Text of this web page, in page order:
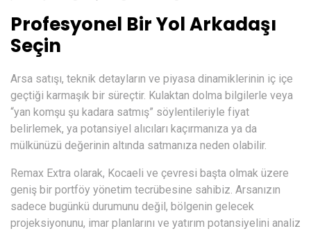
Profesyonel Bir Yol Arkadaşı
Seçin
Arsa satışı, teknik detayların ve piyasa dinamiklerinin iç içe
geçtiği karmaşık bir süreçtir. Kulaktan dolma bilgilerle veya
“yan komşu şu kadara satmış” söylentileriyle fiyat
belirlemek, ya potansiyel alıcıları kaçırmanıza ya da
mülkünüzü değerinin altında satmanıza neden olabilir.
Remax Extra olarak, Kocaeli ve çevresi başta olmak üzere
geniş bir portföy yönetim tecrübesine sahibiz. Arsanızın
sadece bugünkü durumunu değil, bölgenin gelecek
projeksiyonunu, imar planlarını ve yatırım potansiyelini analiz